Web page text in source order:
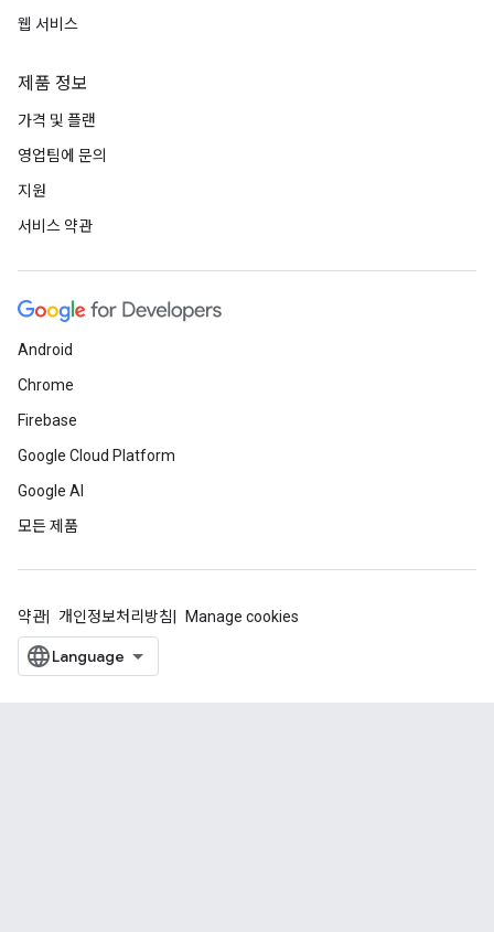
웹 서비스
제품 정보
가격 및 플랜
영업팀에 문의
지원
서비스 약관
Android
Chrome
Firebase
Google Cloud Platform
Google AI
모든 제품
약관 개인정보처리방침 Manage cookies